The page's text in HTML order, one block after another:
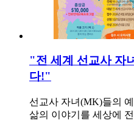
"전 세계 선교사 자
다!"
선교사 자녀(MK)들의
삶의 이야기를 세상에